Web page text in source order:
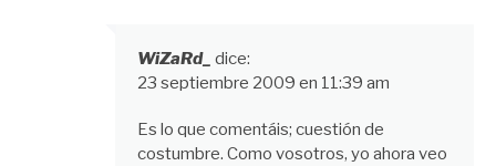
WiZaRd_ dice:
23 septiembre 2009 en 11:39 am
Es lo que comentáis; cuestión de
costumbre. Como vosotros, yo ahora veo